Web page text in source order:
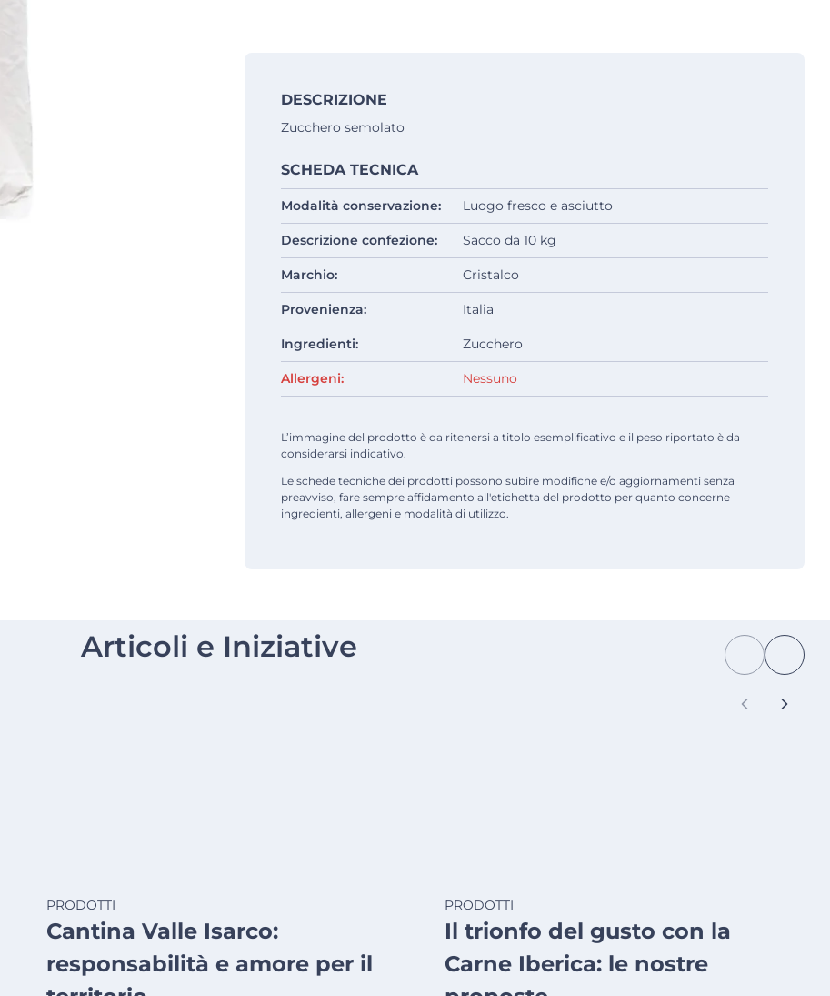
DESCRIZIONE
Zucchero semolato
SCHEDA TECNICA
Modalità conservazione: Luogo fresco e asciutto
Descrizione confezione: Sacco da 10 kg
Marchio: Cristalco
Provenienza: Italia
Ingredienti: Zucchero
Allergeni: Nessuno
L’immagine del prodotto è da ritenersi a titolo esemplificativo e il peso riportato è da
considerarsi indicativo.
Le schede tecniche dei prodotti possono subire modifiche e/o aggiornamenti senza
preavviso, fare sempre affidamento all'etichetta del prodotto per quanto concerne
ingredienti, allergeni e modalità di utilizzo.
Articoli e Iniziative
PRODOTTI
Cantina Valle Isarco:
responsabilità e amore per il
PRODOTTI
Il trionfo del gusto con la
Carne Iberica: le nostre